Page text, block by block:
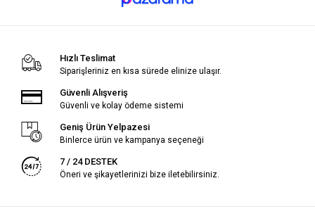
Hızlı Teslimat
Siparişleriniz en kısa sürede elinize ulaşır.
Güvenli Alışveriş
Güvenli ve kolay ödeme sistemi
Geniş Ürün Yelpazesi
Binlerce ürün ve kampanya seçeneği
7 / 24 DESTEK
Öneri ve şikayetlerinizi bize iletebilirsiniz.